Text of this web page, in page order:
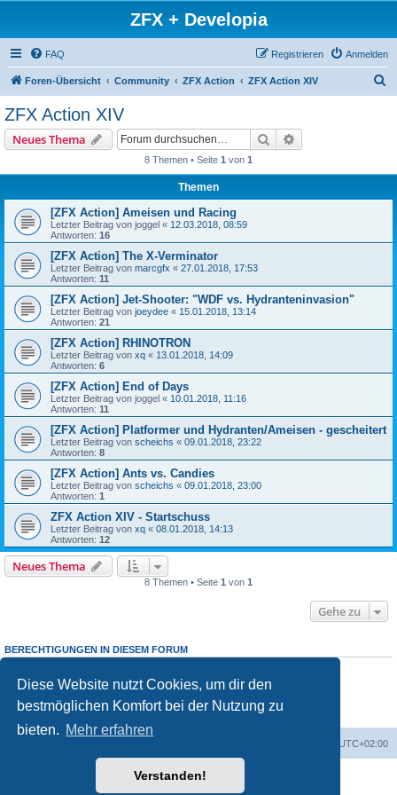
Diese Website nutzt Cookies, um dir den
bestmöglichen Komfort bei der Nutzung zu
bieten. Mehr erfahren
Verstanden!
ZFX + Developia
FAQ Anmelden
Registrieren
Foren-Übersicht Community ZFX Action ZFX Action XIV
ZFX Action XIV
Neues Thema Suche
8 Themen • Seite 1 von 1
Themen
[ZFX Action] Ameisen und Racing
Letzter Beitrag von joggel « 12.03.2018, 08:59
Antworten: 16
[ZFX Action] The X-Verminator
Letzter Beitrag von marcgfx « 27.01.2018, 17:53
Antworten: 11
[ZFX Action] Jet-Shooter: "WDF vs. Hydranteninvasion"
Letzter Beitrag von joeydee « 15.01.2018, 13:14
Antworten: 21
[ZFX Action] RHINOTRON
Letzter Beitrag von xq « 13.01.2018, 14:09
Antworten: 6
[ZFX Action] End of Days
Letzter Beitrag von joggel « 10.01.2018, 11:16
Antworten: 11
[ZFX Action] Platformer und Hydranten/Ameisen - gescheitert
Letzter Beitrag von scheichs « 09.01.2018, 23:22
Antworten: 8
[ZFX Action] Ants vs. Candies
Letzter Beitrag von scheichs « 09.01.2018, 23:00
Antworten: 1
ZFX Action XIV - Startschuss
Letzter Beitrag von xq « 08.01.2018, 14:13
Antworten: 12
Neues Thema
8 Themen • Seite 1 von 1
Gehe zu
BERECHTIGUNGEN IN DIESEM FORUM
Du darfst
keine Antworten zu Themen in diesem Forum erstellen.
Du darfst deine Beiträge in diesem Forumnichtändern.
Du darfst deine Beiträge in diesem Forum nicht löschen.
keine
UTC+02:00
Powered byphpBB® Forum Software © phpBB Limited
phpBB.de